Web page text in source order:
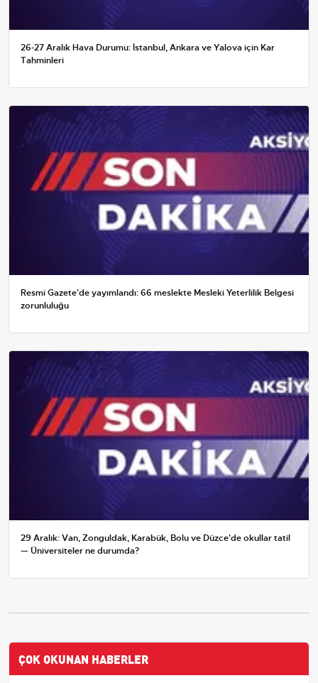
26-27 Aralık Hava Durumu: İstanbul, Ankara ve Yalova için Kar
Tahminleri
Resmi Gazete'de yayımlandı: 66 meslekte Mesleki Yeterlilik Belgesi
zorunluluğu
29 Aralık: Van, Zonguldak, Karabük, Bolu ve Düzce'de okullar tatil
— Üniversiteler ne durumda?
ÇOK OKUNAN HABERLER